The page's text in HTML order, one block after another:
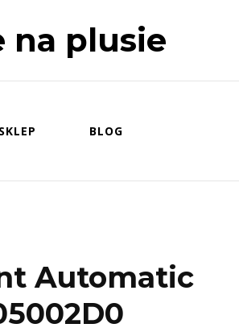
na plusie
SKLEP BLOG
Automatic